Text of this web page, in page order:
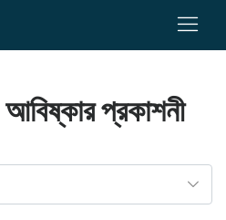
0
প্রকাশনী